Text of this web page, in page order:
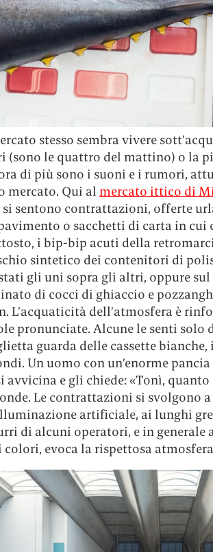
stesso sembra vivere
(sono le quattro del mattino) o la
di più sono i suoni e i rumori,
mercato. Qui al mercato ittico di
si sentono contrattazioni, offerte
o sacchetti di carta in cui
i bip-bip acuti della
sintetico dei contenitori di
gli uni sopra gli altri, oppure
di cocci di ghiaccio e
L’acquaticità dell’atmosfera è
pronunciate. Alcune le senti solo
guarda delle cassette
Un uomo con un’enorme
avvicina e gli chiede: «Tonì, quanto
Le contrattazioni si svolgono a
artificiale, ai lunghi
di alcuni operatori, e in
evoca la rispettosa